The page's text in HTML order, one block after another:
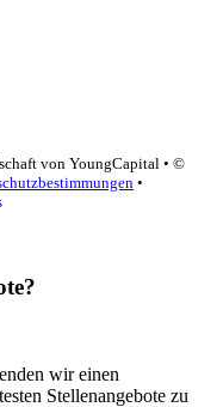
von YoungCapital • ©
•
wir einen
Stellenangebote zu